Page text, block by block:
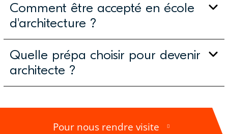
Comment être accepté en école
d'architecture ?
Quelle prépa choisir pour devenir
architecte ?
Pour nous rendre visite